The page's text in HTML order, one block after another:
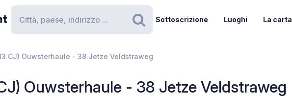
Ricerca
Sottoscrizione Luoghi La carta
CJ) Ouwsterhaule - 38 Jetze Veldstraweg
Ouwsterhaule - 38 Jetze Veldstraweg